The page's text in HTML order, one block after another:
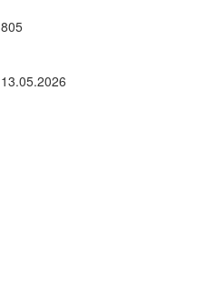
805
13.05.2026